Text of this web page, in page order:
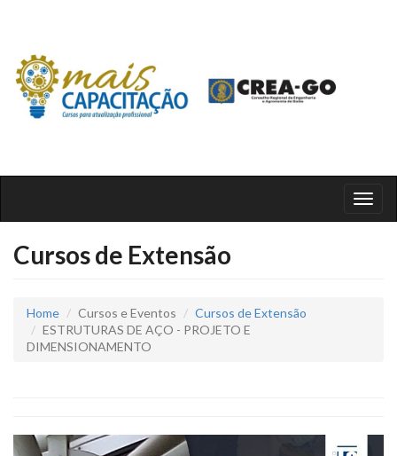
Cursos de Extensão
Home Cursos e Eventos
Cursos de Extensão
ESTRUTURAS DE AÇO - PROJETO E
DIMENSIONAMENTO